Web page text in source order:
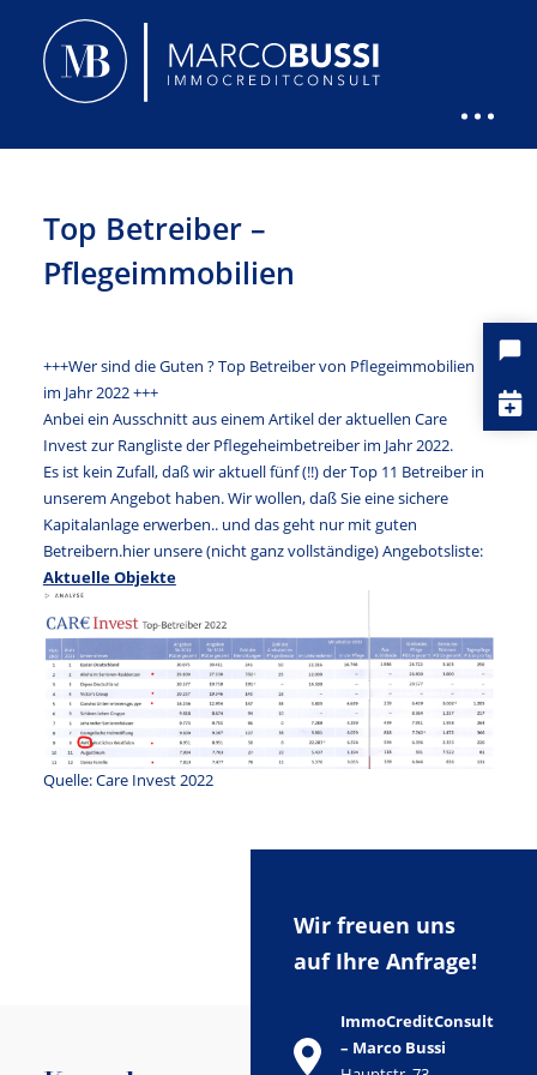
Top Betreiber –
Pflegeimmobilien
+++Wer sind die Guten ? Top Betreiber von Pflegeimmobilien
im Jahr 2022 +++
Anbei ein Ausschnitt aus einem Artikel der aktuellen Care
Invest zur Rangliste der Pflegeheimbetreiber im Jahr 2022.
Es ist kein Zufall, daß wir aktuell fünf (!!) der Top 11 Betreiber in
unserem Angebot haben. Wir wollen, daß Sie eine sichere
Kapitalanlage erwerben.. und das geht nur mit guten
Betreibern.hier unsere (nicht ganz vollständige) Angebotsliste:
Aktuelle Objekte
Quelle: Care Invest 2022
Wir freuen uns
auf Ihre Anfrage!
ImmoCreditConsult
– Marco Bussi